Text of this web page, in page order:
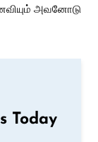
அவனோடு
Today